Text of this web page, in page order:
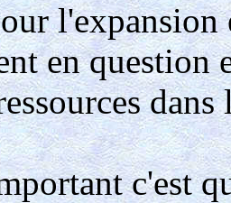
l'expansion
en question
c'est